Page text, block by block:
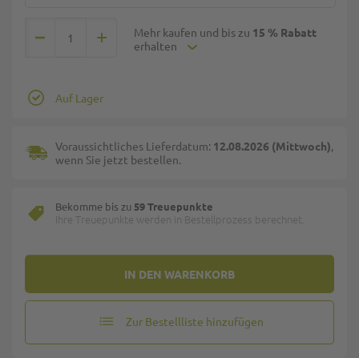
Mehr kaufen und bis zu 15 % Rabatt
erhalten
IN DEN WARENKORB
Auf Lager
Voraussichtliches Lieferdatum: 12.08.2026 (Mittwoch),
wenn Sie jetzt bestellen.
Bekomme bis zu 59 Treuepunkte
Ihre Treuepunkte werden in Bestellprozess berechnet.
Zur Bestellliste hinzufügen